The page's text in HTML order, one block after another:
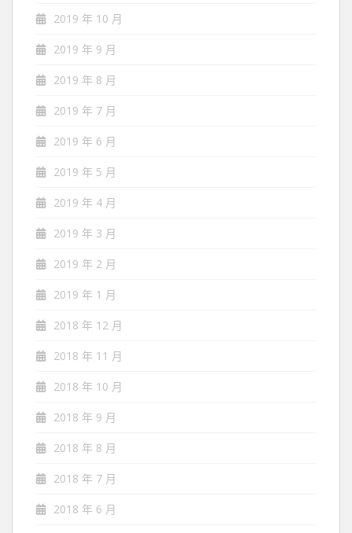
2019 年 10 月
2019 年 9 月
2019 年 8 月
2019 年 7 月
2019 年 6 月
2019 年 5 月
2019 年 4 月
2019 年 3 月
2019 年 2 月
2019 年 1 月
2018 年 12 月
2018 年 11 月
2018 年 10 月
2018 年 9 月
2018 年 8 月
2018 年 7 月
2018 年 6 月